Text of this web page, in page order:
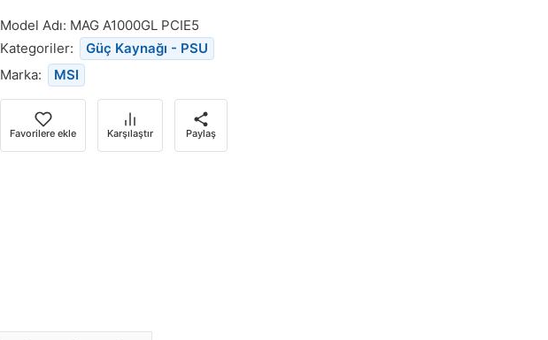
döndüğünde
bildirim
almak
için
e-
Model Adı: MAG A1000GL PCIE5
Kategoriler:
Güç Kaynağı - PSU
Marka:
MSI
Favorilere ekle Karşılaştır Paylaş